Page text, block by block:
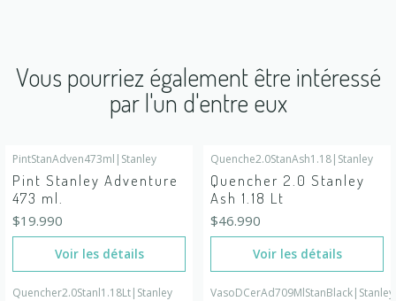
Vous pourriez également être intéressé
par l'un d'entre eux
En rupture de stock
PintStanAdven473ml | Stanley
Pint Stanley Adventure
473 ml.
$19.990
Voir les détails
Quenche2.0StanAsh1.18| Stanley
Quencher 2.0 Stanley
Ash 1.18 Lt
$46.990
Voir les détails
Quencher2.0Stanl1.18Lt| Stanley VasoDCerAd709MlStanBlack| Stanley